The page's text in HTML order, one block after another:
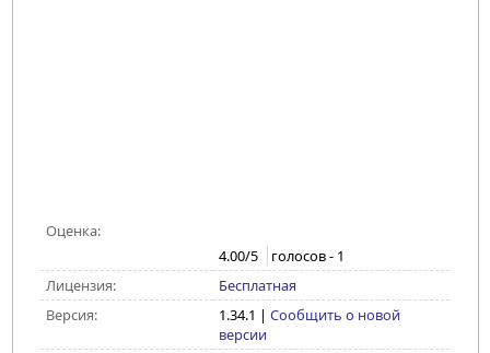
Оценка:
4.00/5 голосов - 1
Лицензия:
Бесплатная
Версия:
1.34.1 | Сообщить о новой
версии